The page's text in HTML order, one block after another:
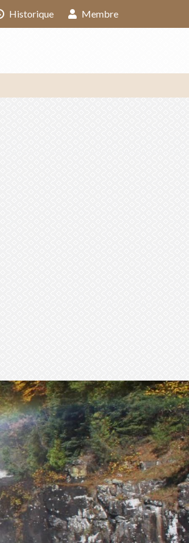
Historique Membre